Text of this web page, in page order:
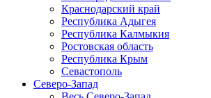
Краснодарский край
Республика Адыгея
Республика Калмыкия
Ростовская область
Республика Крым
Севастополь
Северо-Запад